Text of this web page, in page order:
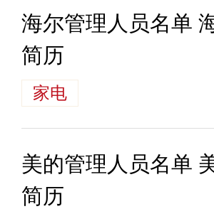
海尔管理人员名单
简历
家电
美的管理人员名单
简历